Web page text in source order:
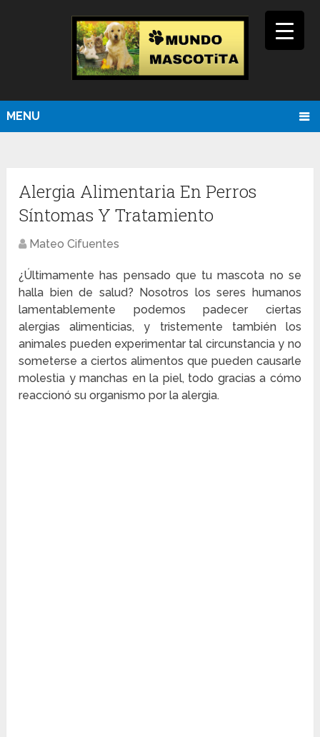
MENU
Alergia Alimentaria En Perros
Síntomas Y Tratamiento
Mateo Cifuentes
¿Últimamente has pensado que tu mascota no se
halla bien de salud? Nosotros los seres humanos
lamentablemente podemos padecer ciertas
alergias alimenticias, y tristemente también los
animales pueden experimentar tal circunstancia y no
someterse a ciertos alimentos que pueden causarle
molestia y manchas en la piel, todo gracias a cómo
reaccionó su organismo por la alergia.